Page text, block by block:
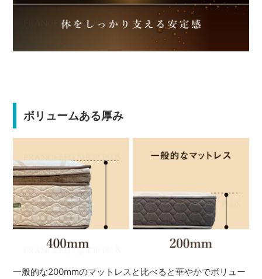
ボリュームある厚み
一般的な200mmのマットレスと比べると華やかでボリュー